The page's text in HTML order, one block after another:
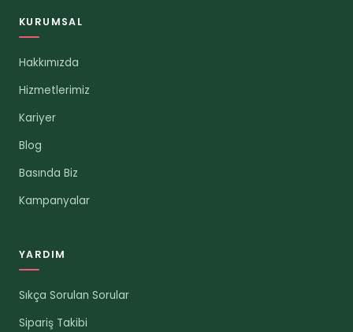
KURUMSAL
Hakkımızda
Hizmetlerimiz
Kariyer
Blog
Basında Biz
Kampanyalar
YARDIM
Sıkça Sorulan Sorular
Sipariş Takibi